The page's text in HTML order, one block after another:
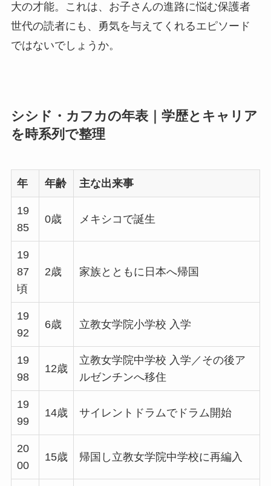
大の才能。これは、お子さんの進路に悩む保護者
世代の読者にも、勇気を与えてくれるエピソード
ではないでしょうか。
シシド・カフカの年表｜学歴とキャリア
を時系列で整理
年 年齢 主な出来事
19
85
0歳 メキシコで誕生
19
87
頃
2歳 家族とともに日本へ帰国
19
92
6歳 立教女学院小学校 入学
19
98
12歳
立教女学院中学校 入学／その後ア
ルゼンチンへ移住
19
99
14歳 サイレントドラムでドラム開始
20
00
15歳 帰国し立教女学院中学校に再編入